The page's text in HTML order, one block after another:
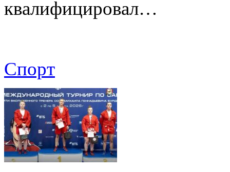
квалифицировал…
Спорт